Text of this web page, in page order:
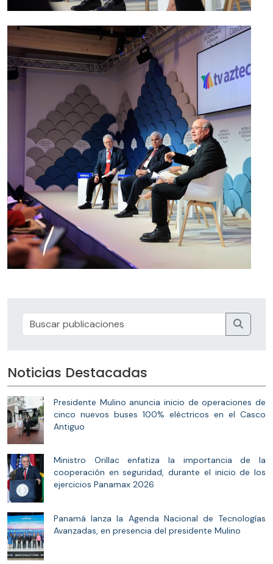
Noticias Destacadas
Presidente Mulino anuncia inicio de operaciones de
cinco nuevos buses 100% eléctricos en el Casco
Antiguo
Ministro Orillac enfatiza la importancia de la
cooperación en seguridad, durante el inicio de los
ejercicios Panamax 2026
Panamá lanza la Agenda Nacional de Tecnologías
Avanzadas, en presencia del presidente Mulino